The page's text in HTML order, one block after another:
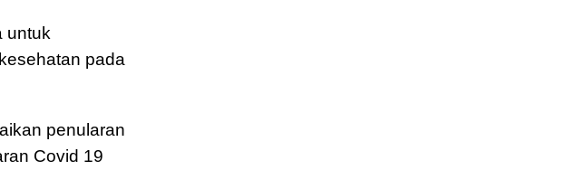
untuk
pada
penularan
Covid 19